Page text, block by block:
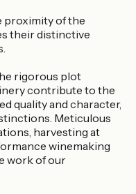
proximity of the
their distinctive
rigorous plot
contribute to the
quality and character,
Meticulous
harvesting at
winemaking
work of our